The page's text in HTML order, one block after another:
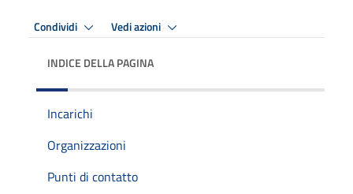
Condividi Vedi azioni
INDICE DELLA PAGINA
Incarichi
Organizzazioni
Punti di contatto